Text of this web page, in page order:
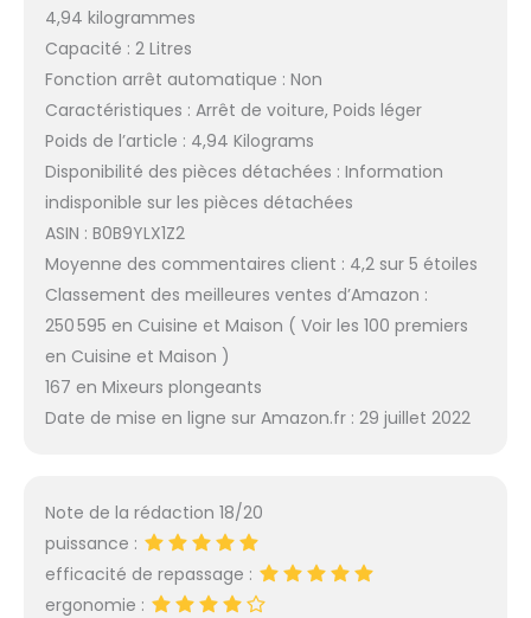
4,94 kilogrammes
Capacité : 2 Litres
Fonction arrêt automatique : Non
Caractéristiques : Arrêt de voiture, Poids léger
Poids de l’article : 4,94 Kilograms
Disponibilité des pièces détachées : Information
indisponible sur les pièces détachées
ASIN : B0B9YLX1Z2
Moyenne des commentaires client : 4,2 sur 5 étoiles
Classement des meilleures ventes d’Amazon :
250 595 en Cuisine et Maison ( Voir les 100 premiers
en Cuisine et Maison )
167 en Mixeurs plongeants
Date de mise en ligne sur Amazon.fr : 29 juillet 2022
Note de la rédaction 18/20
puissance :
efficacité de repassage :
ergonomie :